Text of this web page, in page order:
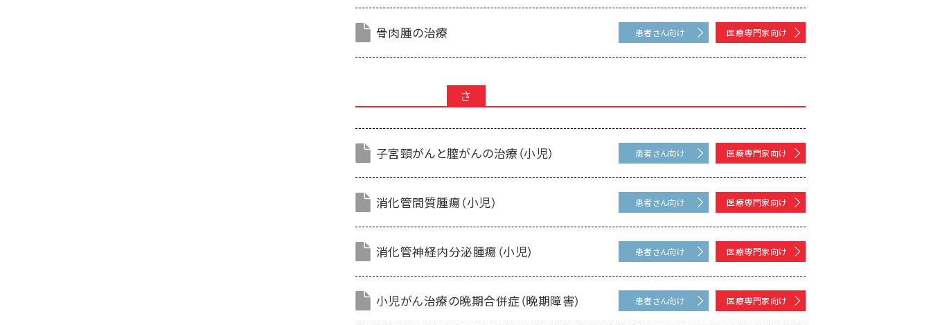
骨肉腫の治療 医療専門家向け
患者さん向け
さ
子宮頸がんと膣がんの治療（小児） 医療専門家向け
患者さん向け
消化管間質腫瘍（小児） 医療専門家向け
患者さん向け
消化管神経内分泌腫瘍（小児） 医療専門家向け
患者さん向け
小児がん治療の晩期合併症（晩期障害） 医療専門家向け
患者さん向け